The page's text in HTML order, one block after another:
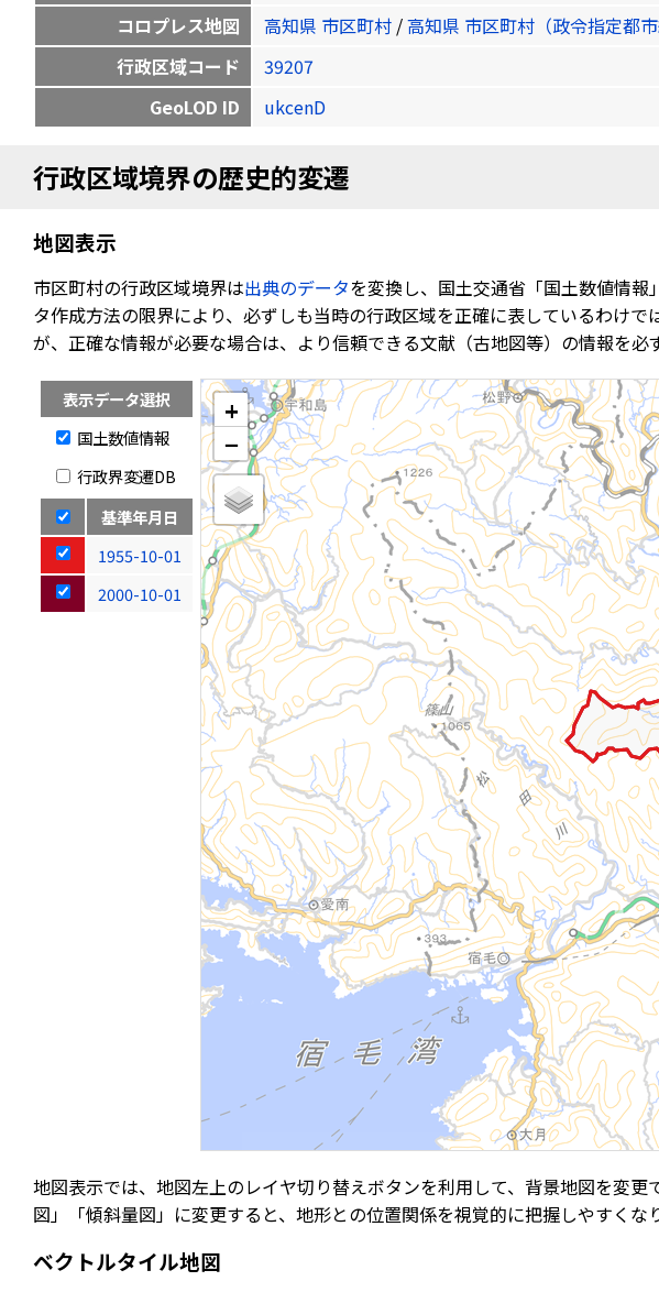
コロプレス地図 高知県 市区町村 /高知県 市区町村（政令指定都市
行政区域コード
39207
GeoLOD ID
ukcenD
行政区域境界の歴史的変遷
地図表示
市区町村の行政区域境界は出典のデータを変換し、国土交通省「国土数値情
タ作成方法の限界により、必ずしも当時の行政区域を正確に表しているわけ
が、正確な情報が必要な場合は、より信頼できる文献（古地図等）の情報を必
表示データ選択
国土数値情報
行政界変遷DB
基準年月日
1955-10-01
2000-10-01
+
−
地図表示では、地図左上のレイヤ切り替えボタンを利用して、背景地図を変
図」「傾斜量図」に変更すると、地形との位置関係を視覚的に把握しやすくな
ベクトルタイル地図